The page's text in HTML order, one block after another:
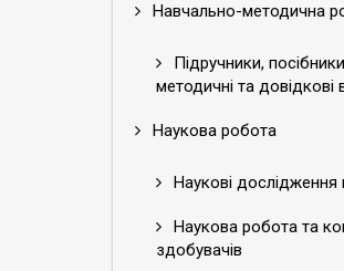
Навчально-методична
Підручники,
методичні та довідкові
Наукова робота
Наукові дослідження
Наукова робота та
здобувачів